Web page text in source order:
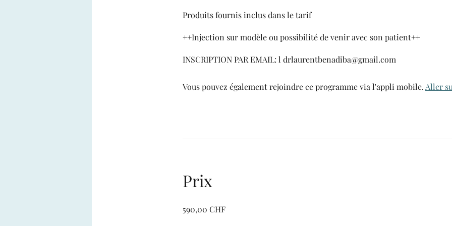
Produits fournis inclus dans le tarif
++Injection sur modèle ou possibilité de venir avec son patient++
Vous pouvez également rejoindre ce programme via l'appli mobile. Aller
Prix
590,00 CHF